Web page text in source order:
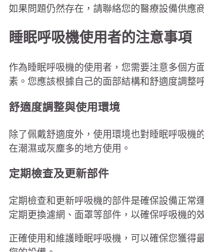
如果問題仍然存在，請聯絡您的醫療設備供應
睡眠呼吸機使用者的注意事項
作為睡眠呼吸機的使用者，您需要注意多個方
素。您應該根據自己的面部結構和舒適度調整
舒適度調整與使用環境
除了佩戴舒適度外，使用環境也對睡眠呼吸機
在潮濕或灰塵多的地方使用。
定期檢查及更新部件
定期檢查和更新呼吸機的部件是確保設備正常
定期更換濾網、面罩等部件，以確保呼吸機的
正確使用和維護睡眠呼吸機，可以確保您獲得